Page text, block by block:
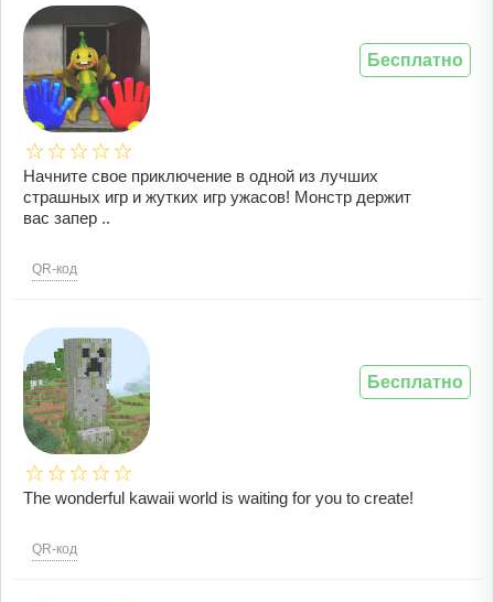
Начните свое приключение в одной из лучших
страшных игр и жутких игр ужасов! Монстр держит
вас запер ..
QR-код
Бесплатно
The wonderful kawaii world is waiting for you to create!
QR-код
Бесплатно